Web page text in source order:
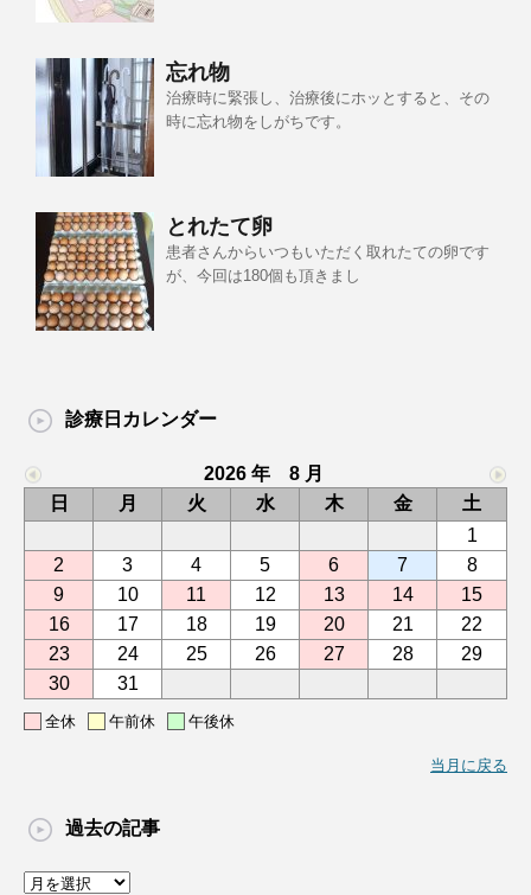
忘れ物
治療時に緊張し、治療後にホッとすると、その
時に忘れ物をしがちです。
とれたて卵
患者さんからいつもいただく取れたての卵です
が、今回は180個も頂きまし
診療日カレンダー
2026 年 8 月
日
月 火 水 木 金
土
1
2
3 4 5 6 7
8
9
10 11 12 13 14
15
16
17 18 19 20 21
22
23
24 25 26 27 28
29
30
31
全休 午前休 午後休
当月に戻る
過去の記事
過